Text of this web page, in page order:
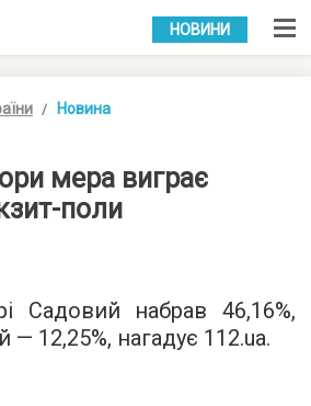
УКР РУС
НОВИНИ
Новина
мера виграє
поли
Садовий набрав 46,16%,
12,25%, нагадує 112.ua.